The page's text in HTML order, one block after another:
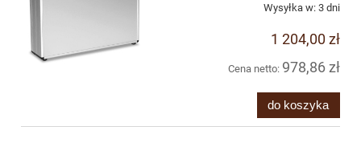
Wysyłka w: 3 dni
1 204,00 zł
Cena netto: 978,86 zł
do koszyka